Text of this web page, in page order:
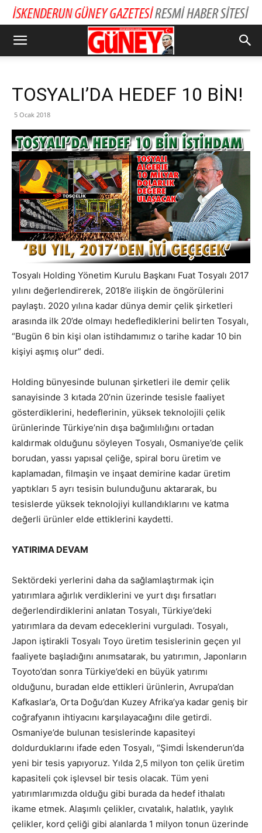
TOSYALI’DA HEDEF 10 BİN!
5 Ocak 2018
Tosyalı Holding Yönetim Kurulu Başkanı Fuat Tosyalı 2017
yılını değerlendirerek, 2018’e ilişkin de öngörülerini
paylaştı. 2020 yılına kadar dünya demir çelik şirketleri
arasında ilk 20’de olmayı hedeflediklerini belirten Tosyalı,
“Bugün 6 bin kişi olan istihdamımız o tarihe kadar 10 bin
kişiyi aşmış olur” dedi.
Holding bünyesinde bulunan şirketleri ile demir çelik
sanayisinde 3 kıtada 20’nin üzerinde tesisle faaliyet
gösterdiklerini, hedeflerinin, yüksek teknolojili çelik
ürünlerinde Türkiye’nin dışa bağımlılığını ortadan
kaldırmak olduğunu söyleyen Tosyalı, Osmaniye’de çelik
borudan, yassı yapısal çeliğe, spiral boru üretim ve
kaplamadan, filmaşin ve inşaat demirine kadar üretim
yaptıkları 5 ayrı tesisin bulunduğunu aktararak, bu
tesislerde yüksek teknolojiyi kullandıklarını ve katma
değerli ürünler elde ettiklerini kaydetti.
YATIRIMA DEVAM
Sektördeki yerlerini daha da sağlamlaştırmak için
yatırımlara ağırlık verdiklerini ve yurt dışı fırsatları
değerlendirdiklerini anlatan Tosyalı, Türkiye’deki
yatırımlara da devam edeceklerini vurguladı. Tosyalı,
Japon iştirakli Tosyalı Toyo üretim tesislerinin geçen yıl
faaliyete başladığını anımsatarak, bu yatırımın, Japonların
Toyoto’dan sonra Türkiye’deki en büyük yatırımı
olduğunu, buradan elde ettikleri ürünlerin, Avrupa’dan
Kafkaslar’a, Orta Doğu’dan Kuzey Afrika’ya kadar geniş bir
coğrafyanın ihtiyacını karşılayacağını dile getirdi.
Osmaniye’de bulunan tesislerinde kapasiteyi
doldurduklarını ifade eden Tosyalı, “Şimdi İskenderun’da
yeni bir tesis yapıyoruz. Yılda 2,5 milyon ton çelik üretim
kapasiteli çok işlevsel bir tesis olacak. Tüm yeni
yatırımlarımızda olduğu gibi burada da hedef ithalatı
ikame etmek. Alaşımlı çelikler, cıvatalık, halatlık, yaylık
çelikler, kord çeliği gibi alanlarda 1 milyon tonun üzerinde